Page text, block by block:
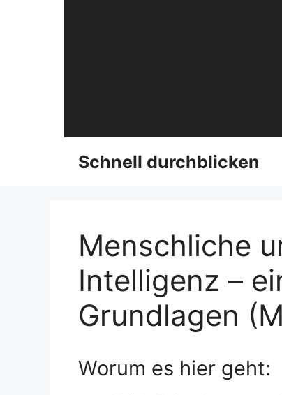
Schnell durchblicken
Menschliche
Intelligenz –
Grundlagen
Worum es hier geht: